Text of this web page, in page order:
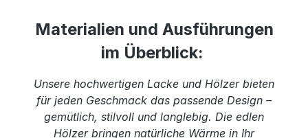
Materialien und Ausführungen
im Überblick:
Unsere hochwertigen Lacke und Hölzer bieten
für jeden Geschmack das passende Design –
gemütlich, stilvoll und langlebig. Die edlen
Hölzer bringen natürliche Wärme in Ihr